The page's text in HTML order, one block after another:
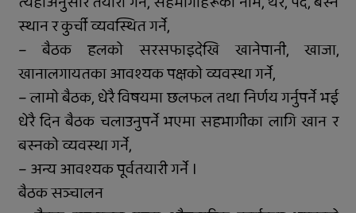
स्थान र कुर्ची व्यवस्थित गर्ने,
– बैठक हलको सरसफाइदेखि खानेपानी, खाजा,
खानालगायतका आवश्यक पक्षको व्यवस्था गर्ने,
– लामो बैठक, धेरै विषयमा छलफल तथा निर्णय गर्नुपर्ने भई
धेरै दिन बैठक चलाउनुपर्ने भएमा सहभागीका लागि खान र
बस्नको व्यवस्था गर्ने,
– अन्य आवश्यक पूर्वतयारी गर्ने ।
बैठक सञ्चालन